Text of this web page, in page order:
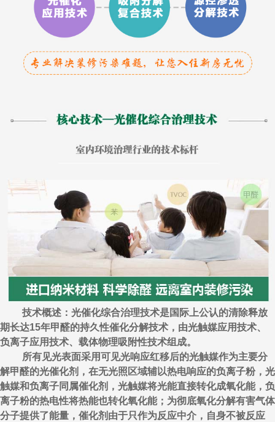
技术概述：光催化综合治理技术是国际上公认的清除释放
期长达15年甲醛的持久性催化分解技术，由光触媒应用技术、
负离子应用技术、载体物理吸附性技术组成。
所有见光表面采用可见光响应红移后的光触媒作为主要分
解甲醛的光催化剂，在无光照区域辅以热电响应的负离子粉，光
触媒和负离子同属催化剂，光触媒将光能直接转化成氧化能，负
离子粉的热电性将热能也转化氧化能；为彻底氧化分解有害气体
分子提供了能量，催化剂由于只作为反应中介，自身不被反应